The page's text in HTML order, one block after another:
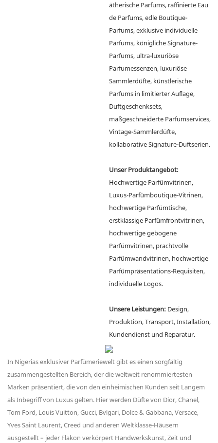
ätherische Parfums, raffinierte Eau
de Parfums, edle Boutique-
Parfums, exklusive individuelle
Parfums, königliche Signature-
Parfums, ultra-luxuriöse
Parfumessenzen, luxuriöse
Sammlerdüfte, künstlerische
Parfums in limitierter Auflage,
Duftgeschenksets,
maßgeschneiderte Parfumservices,
Vintage-Sammlerdüfte,
kollaborative Signature-Duftserien.
Unser Produktangebot:
Hochwertige Parfümvitrinen,
Luxus-Parfümboutique-Vitrinen,
hochwertige Parfümtische,
erstklassige Parfümfrontvitrinen,
hochwertige gebogene
Parfümvitrinen, prachtvolle
Parfümwandvitrinen, hochwertige
Parfümpräsentations-Requisiten,
individuelle Logos.
Unsere Leistungen: Design,
Produktion, Transport, Installation,
Kundendienst und Reparatur.
In Nigerias exklusiver Parfümeriewelt gibt es einen sorgfältig
zusammengestellten Bereich, der die weltweit renommiertesten
Marken präsentiert, die von den einheimischen Kunden seit Langem
als Inbegriff von Luxus gelten. Hier werden Düfte von Dior, Chanel,
Tom Ford, Louis Vuitton, Gucci, Bvlgari, Dolce & Gabbana, Versace,
Yves Saint Laurent, Creed und anderen Weltklasse-Häusern
ausgestellt – jeder Flakon verkörpert Handwerkskunst, Zeit und